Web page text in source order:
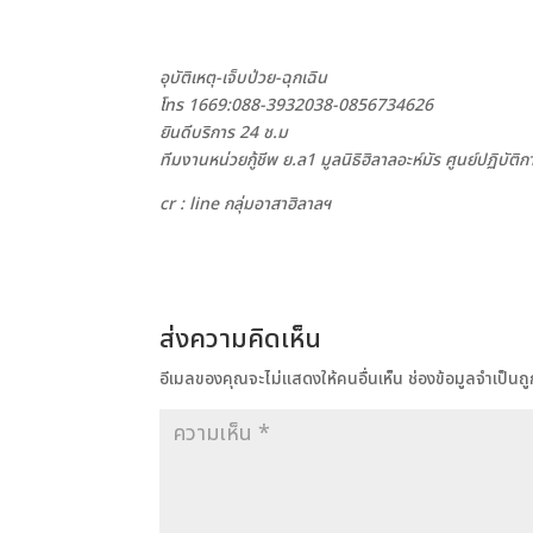
อุบัติเหตุ-เจ็บป่วย-ฉุกเฉิน
โทร 1669:088-3932038-0856734626
ยินดีบริการ 24 ช.ม
ทีมงานหน่วยกู้ชีพ ย.ล1 มูลนิธิฮิลาลอะห์มัร ศูนย์ปฏิบัติก
cr : line กลุ่มอาสาฮิลาลฯ
ส่งความคิดเห็น
อีเมลของคุณจะไม่แสดงให้คนอื่นเห็น ช่องข้อมูลจำเป็น